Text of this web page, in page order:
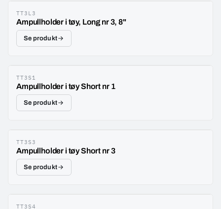
TT3L3
Ampullholder i tøy, Long nr 3, 8"
Se produkt
TT3S1
Ampullholder i tøy Short nr 1
Se produkt
TT3S3
Ampullholder i tøy Short nr 3
Se produkt
TT3S4